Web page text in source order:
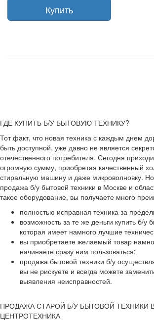
ГДЕ КУПИТЬ Б/У БЫТОВУЮ ТЕХНИКУ?
Тот факт, что новая техника с каждым днем
быть доступной, уже давно не является
отечественного потребителя. Сегодня
огромную сумму, приобретая качественный
стиральную машину и даже микроволновку.
продажа б/у бытовой техники в Москве и
такое оборудование, вы получаете много
полностью исправная техника за
возможность за те же деньги купить б/у
которая имеет намного лучшие
вы приобретаете желаемый товар
начинаете сразу ним пользоваться;
продажа бытовой техники б/у
вы не рискуете и всегда можете
выявления неисправностей.
ПРОДАЖА СТАРОЙ Б/У БЫТОВОЙ ТЕХНИКИ
ЦЕНТРОТЕХНИКА